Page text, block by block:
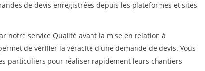
de devis enregistrées depuis les plateformes et sites
notre service Qualité avant la mise en relation à
de vérifier la véracité d'une demande de devis. Vous
particuliers pour réaliser rapidement leurs chantiers